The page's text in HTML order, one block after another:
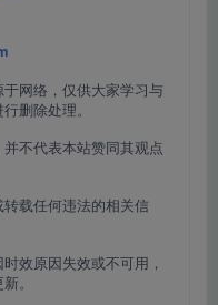
茶。与普洱的醇厚不
像陈皮；第二道水，枣
妥帖。主人一边斟茶，
说起它这些年在南方仓
网络，仅供大家学习与
删除处理。
不代表本站赞同其观点
载任何违法的相关信
效原因失效或不可用，
。